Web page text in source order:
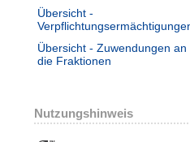
Übersicht -
Übersicht - Zuwendungen an
die Fraktionen
Nutzungshinweis